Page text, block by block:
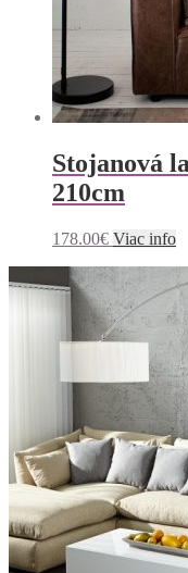
Stojanová
210cm
178.00€ Viac info